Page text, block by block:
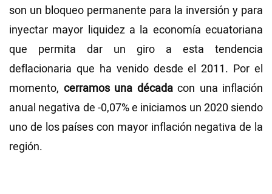
son un bloqueo permanente para la inversión y para
inyectar mayor liquidez a la economía ecuatoriana
que permita dar un giro a esta tendencia
deflacionaria que ha venido desde el 2011. Por el
momento, cerramos una décadacon una inflación
anual negativa de -0,07% e iniciamos un 2020 siendo
uno de los países con mayor inflación negativa de la
región.